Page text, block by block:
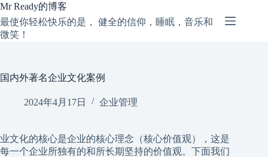
跳
过
内
容
Mr Ready的博客
最使你轻松快乐的是， 健全的信仰，睡眠，音乐和
微笑！
国内外著名企业文化案例
2024年4月17日 企业管理
业文化的核心是企业的核心理念（核心价值观），这是
每一个企业所独有的和所长期坚持的价值观。下面我们